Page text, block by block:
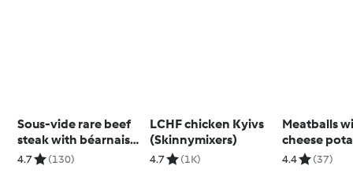
Sous-vide rare beef
steak with béarnaise
sauce
4.7 (130)
LCHF chicken Kyivs
(Skinnymixers)
4.7 (1K)
Meatballs
cheese
4.4 (37)